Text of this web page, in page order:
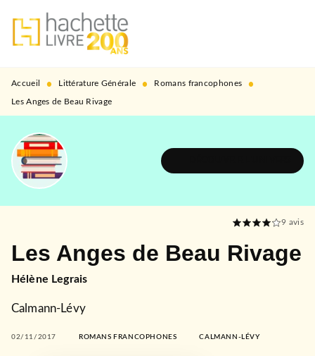
MENU RECHERCHE
PIED DE PAGE
Accueil • Littérature Générale • Romans francophones •
Les Anges de Beau Rivage
9 avis
Les Anges de Beau Rivage
Hélène Legrais
Calmann-Lévy
02/11/2017 ROMANS FRANCOPHONES CALMANN-LÉVY